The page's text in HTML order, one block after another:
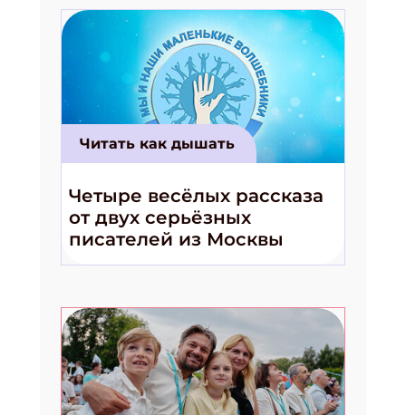
Читать как дышать
Четыре весёлых рассказа
от двух серьёзных
писателей из Москвы
Укажите имя
Укажите Ваш Email
ПОДПИСАТЬСЯ